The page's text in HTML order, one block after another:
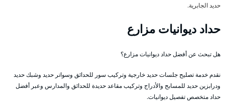
حديد الجابرية.
حداد ديوانيات مزارع
هل تبحث عن أفضل حداد ديوانيات مزارع؟
نقدم خدمة تصليح جلسات حديد خارجية وتركيب سور للحدائق وسواتر حديد وشبك حديد
ودرابزين حديد للمسابح والأدراج وتركيب مقاعد حديدة للحدائق والمدارس وعبر أفضل
حداد متخصص تفصيل ديوانيات.